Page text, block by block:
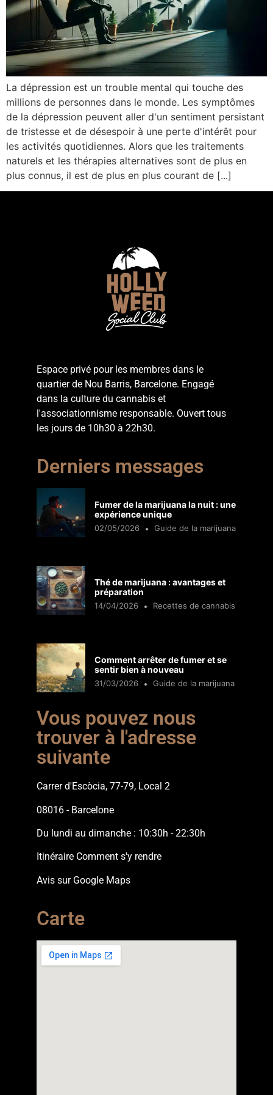
La dépression est un trouble mental qui touche des
millions de personnes dans le monde. Les symptômes
de la dépression peuvent aller d'un sentiment persistant
de tristesse et de désespoir à une perte d'intérêt pour
les activités quotidiennes. Alors que les traitements
naturels et les thérapies alternatives sont de plus en
plus connus, il est de plus en plus courant de [...]
Espace privé pour les membres dans le
quartier de Nou Barris, Barcelone. Engagé
dans la culture du cannabis et
l'associationnisme responsable. Ouvert tous
les jours de 10h30 à 22h30.
Derniers messages
Fumer de la marijuana la nuit : une
expérience unique
02/05/2026 Guide de la marijuana
Thé de marijuana : avantages et
préparation
14/04/2026 Recettes de cannabis
Comment arrêter de fumer et se
sentir bien à nouveau
31/03/2026 Guide de la marijuana
Vous pouvez nous
trouver à l'adresse
suivante
Carrer d'Escòcia, 77-79, Local 2
08016 - Barcelone
Du lundi au dimanche : 10:30h - 22:30h
Itinéraire Comment s'y rendre
Avis sur Google Maps
Carte